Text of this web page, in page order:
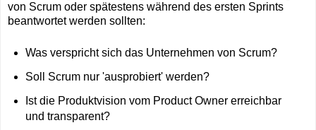
von Scrum oder spätestens während des ersten Sprints
beantwortet werden sollten:
Was verspricht sich das Unternehmen von Scrum?
Soll Scrum nur 'ausprobiert' werden?
Ist die Produktvision vom Product Owner erreichbar
und transparent?